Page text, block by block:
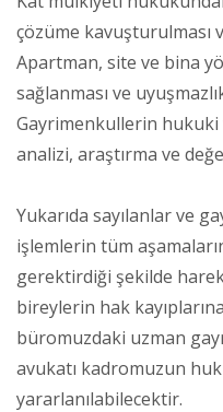
çözüme kavuşturulması
Apartman, site ve bina
sağlanması ve
Gayrimenkullerin
analizi, araştırma ve
Yukarıda sayılanlar ve
işlemlerin tüm
gerektirdiği şekilde
bireylerin hak
büromuzdaki uzman
avukatı kadromuzun
yararlanılabilecektir.